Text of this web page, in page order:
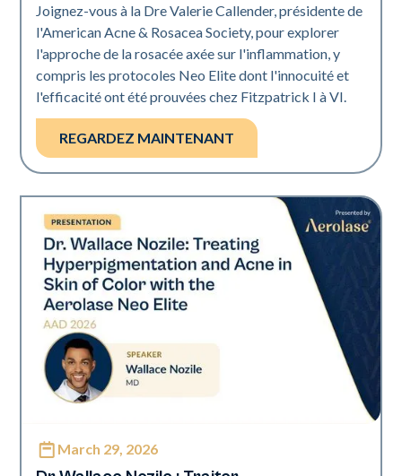
Joignez-vous à la Dre Valerie Callender, présidente de
l'American Acne & Rosacea Society, pour explorer
l'approche de la rosacée axée sur l'inflammation, y
compris les protocoles Neo Elite dont l'innocuité et
l'efficacité ont été prouvées chez Fitzpatrick I à VI.
REGARDEZ MAINTENANT
Neo Elite | Présentations
March 29, 2026